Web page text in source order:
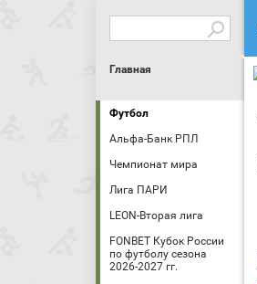
Главная
Футбол
Альфа-Банк РПЛ
Чемпионат мира
Лига ПАРИ
LEON-Вторая лига
FONBET Кубок России
по футболу сезона
2026-2027 гг.